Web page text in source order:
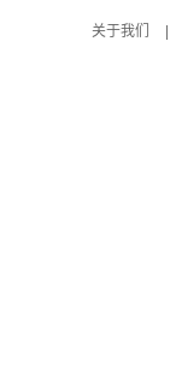
关于我们